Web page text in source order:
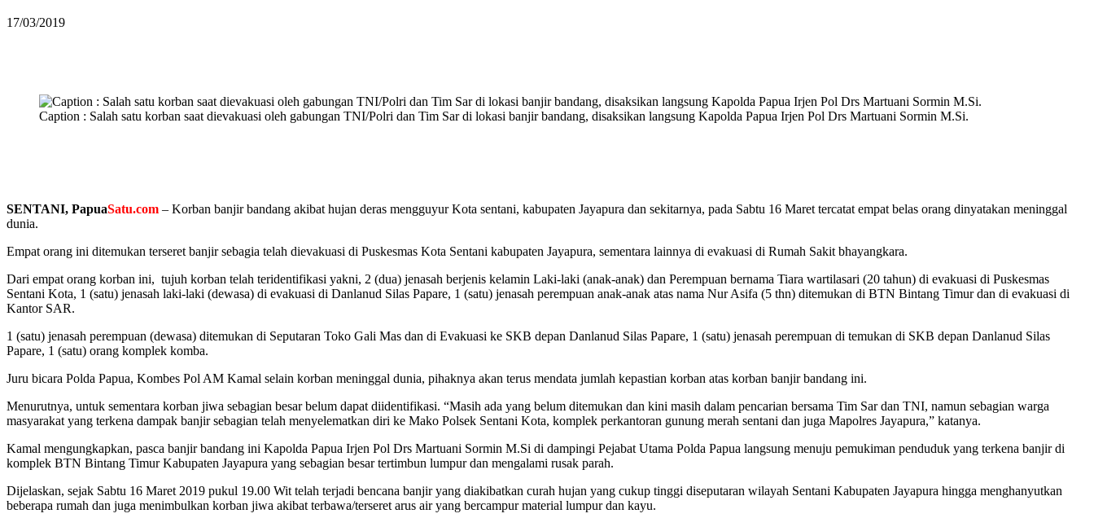
17/03/2019
Caption : Salah satu korban saat dievakuasi oleh gabungan TNI/Polri dan Tim Sar di lokasi banjir bandang, disaksikan langsung Kapolda Papua Irjen Pol Drs Martuani Sormin M.Si.
SENTANI, PapuaSatu.com – Korban banjir bandang akibat hujan deras mengguyur Kota sentani, kabupaten Jayapura dan sekitarnya, pada Sabtu 16 Maret tercatat empat belas orang dinyatakan meninggal
dunia.
Empat orang ini ditemukan terseret banjir sebagia telah dievakuasi di Puskesmas Kota Sentani kabupaten Jayapura, sementara lainnya di evakuasi di Rumah Sakit bhayangkara.
Dari empat orang korban ini, tujuh korban telah teridentifikasi yakni, 2 (dua) jenasah berjenis kelamin Laki-laki (anak-anak) dan Perempuan bernama Tiara wartilasari (20 tahun) di evakuasi di Puskesmas
Sentani Kota, 1 (satu) jenasah laki-laki (dewasa) di evakuasi di Danlanud Silas Papare, 1 (satu) jenasah perempuan anak-anak atas nama Nur Asifa (5 thn) ditemukan di BTN Bintang Timur dan di evakuasi di
Kantor SAR.
1 (satu) jenasah perempuan (dewasa) ditemukan di Seputaran Toko Gali Mas dan di Evakuasi ke SKB depan Danlanud Silas Papare, 1 (satu) jenasah perempuan di temukan di SKB depan Danlanud Silas
Papare, 1 (satu) orang komplek komba.
Juru bicara Polda Papua, Kombes Pol AM Kamal selain korban meninggal dunia, pihaknya akan terus mendata jumlah kepastian korban atas korban banjir bandang ini.
Menurutnya, untuk sementara korban jiwa sebagian besar belum dapat diidentifikasi. “Masih ada yang belum ditemukan dan kini masih dalam pencarian bersama Tim Sar dan TNI, namun sebagian warga
masyarakat yang terkena dampak banjir sebagian telah menyelematkan diri ke Mako Polsek Sentani Kota, komplek perkantoran gunung merah sentani dan juga Mapolres Jayapura,” katanya.
Kamal mengungkapkan, pasca banjir bandang ini Kapolda Papua Irjen Pol Drs Martuani Sormin M.Si di dampingi Pejabat Utama Polda Papua langsung menuju pemukiman penduduk yang terkena banjir di
komplek BTN Bintang Timur Kabupaten Jayapura yang sebagian besar tertimbun lumpur dan mengalami rusak parah.
Dijelaskan, sejak Sabtu 16 Maret 2019 pukul 19.00 Wit telah terjadi bencana banjir yang diakibatkan curah hujan yang cukup tinggi diseputaran wilayah Sentani Kabupaten Jayapura hingga menghanyutkan
beberapa rumah dan juga menimbulkan korban jiwa akibat terbawa/terseret arus air yang bercampur material lumpur dan kayu.